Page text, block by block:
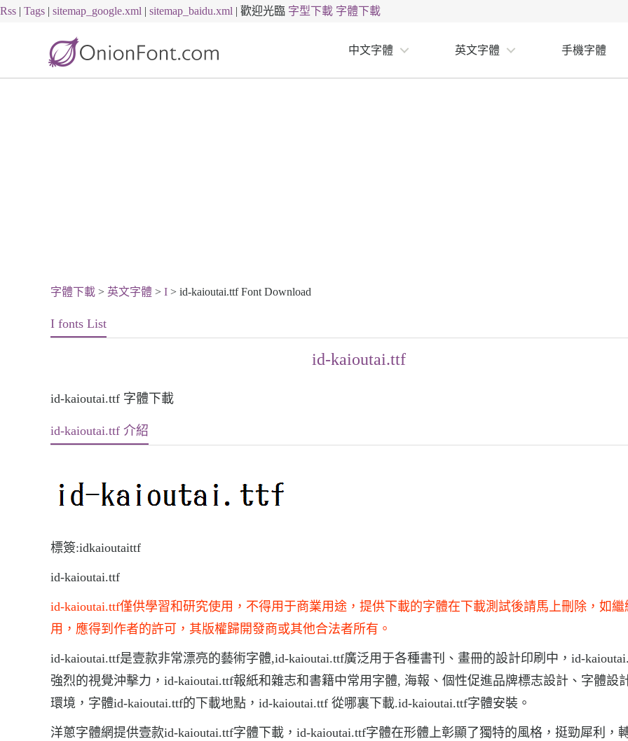
Rss | Tags | sitemap_google.xml | sitemap_baidu.xml | 歡迎光臨 字型下載 字體下載
中文字體 英文字體 手機字體
字體下載 > 英文字體 > I > id-kaioutai.ttf Font Download
I fonts List
id-kaioutai.ttf
id-kaioutai.ttf 字體下載
id-kaioutai.ttf 介紹
標簽:idkaioutaittf
id-kaioutai.ttf
id-kaioutai.ttf僅供學習和研究使用，不得用于商業用途，提供下載的字體在下載測試後請馬上刪除，如繼
用，應得到作者的許可，其版權歸開發商或其他合法者所有。
id-kaioutai.ttf是壹款非常漂亮的藝術字體,id-kaioutai.ttf廣泛用于各種書刊、畫冊的設計印刷中，id-
強烈的視覺沖擊力，id-kaioutai.ttf報紙和雜志和書籍中常用字體, 海報、個性促進品牌標志設計、字體設
環境，字體id-kaioutai.ttf的下載地點，id-kaioutai.ttf 從哪裏下載.id-kaioutai.ttf字體安裝。
洋蔥字體網提供壹款id-kaioutai.ttf字體下載，id-kaioutai.ttf字體在形體上彰顯了獨特的風格，挺勁犀利，